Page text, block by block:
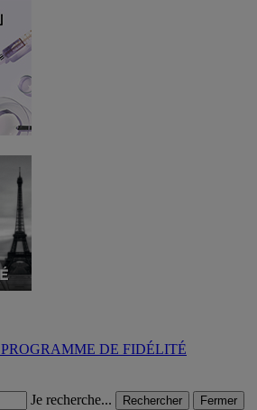
PROGRAMME DE FIDÉLITÉ
Je recherche... Rechercher
Fermer